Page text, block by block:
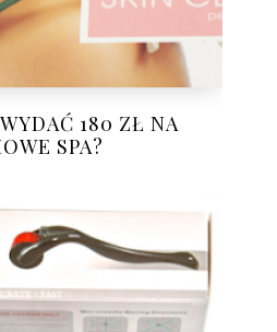
180 ZŁ NA
SPA?